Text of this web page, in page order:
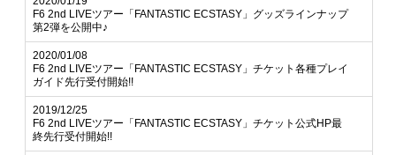
F6 2nd LIVEツアー「FANTASTIC ECSTASY」グッズラインナップ
第2弾を公開中♪
2020/01/08
F6 2nd LIVEツアー「FANTASTIC ECSTASY」チケット各種プレイ
ガイド先行受付開始!!
2019/12/25
F6 2nd LIVEツアー「FANTASTIC ECSTASY」チケット公式HP最
終先行受付開始!!